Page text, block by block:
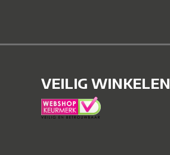
VEILIG WINKELEN